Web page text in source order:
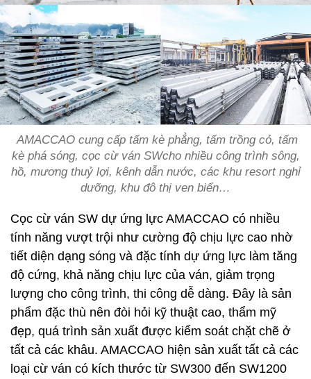
AMACCAO cung cấp tấm kè phẳng, tấm trồng cỏ, tấm
kè phá sóng, cọc cừ ván SWcho nhiều công trình sông,
hồ, mương thuỷ lợi, kênh dẫn nước, các khu resort nghỉ
dưỡng, khu đô thị ven biển…
Cọc cừ ván SW dự ứng lực AMACCAO có nhiều
tính năng vượt trội như cường độ chịu lực cao nhờ
tiết diện dạng sóng và đặc tính dự ứng lực làm tăng
độ cứng, khả năng chịu lực của ván, giảm trọng
lượng cho công trình, thi công dễ dàng. Đây là sản
phẩm đặc thù nên đòi hỏi kỹ thuật cao, thẩm mỹ
đẹp, quá trình sản xuất được kiểm soát chặt chẽ ở
tất cả các khâu. AMACCAO hiện sản xuất tất cả các
loại cừ ván có kích thước từ SW300 đến SW1200